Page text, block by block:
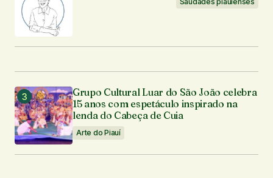
Grupo Cultural Luar do São João celebra
15 anos com espetáculo inspirado na
lenda do Cabeça de Cuia
Arte do Piauí